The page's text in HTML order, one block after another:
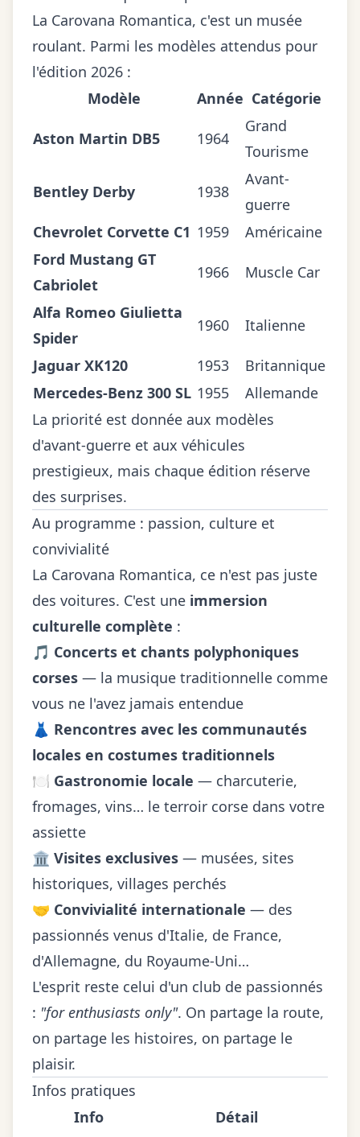
La Carovana Romantica, c'est un musée
roulant. Parmi les modèles attendus pour
l'édition 2026 :
Modèle
Année Catégorie
Aston Martin DB5 1964
Grand
Tourisme
Bentley Derby 1938
Avant-
guerre
Chevrolet Corvette C1 1959
Américaine
Ford Mustang GT
Cabriolet
1966 Muscle Car
Alfa Romeo Giulietta
Spider
1960 Italienne
Jaguar XK120 1953
Britannique
Mercedes-Benz 300 SL 1955
Allemande
La priorité est donnée aux modèles
d'avant-guerre et aux véhicules
prestigieux, mais chaque édition réserve
des surprises.
Au programme : passion, culture et
convivialité
La Carovana Romantica, ce n'est pas juste
des voitures. C'est une immersion
culturelle complète :
🎵 Concerts et chants polyphoniques
corses — la musique traditionnelle comme
vous ne l'avez jamais entendue
👗 Rencontres avec les communautés
locales en costumes traditionnels
🍽️ Gastronomie locale — charcuterie,
fromages, vins… le terroir corse dans votre
assiette
🏛️ Visites exclusives — musées, sites
historiques, villages perchés
🤝 Convivialité internationale — des
passionnés venus d'Italie, de France,
d'Allemagne, du Royaume-Uni…
L'esprit reste celui d'un club de passionnés
: "for enthusiasts only". On partage la route,
on partage les histoires, on partage le
plaisir.
Infos pratiques
Info
Détail